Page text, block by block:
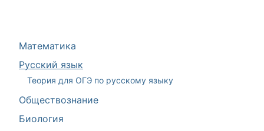
Математика
Русский язык
Теория для ОГЭ по русскому языку
Обществознание
Биология